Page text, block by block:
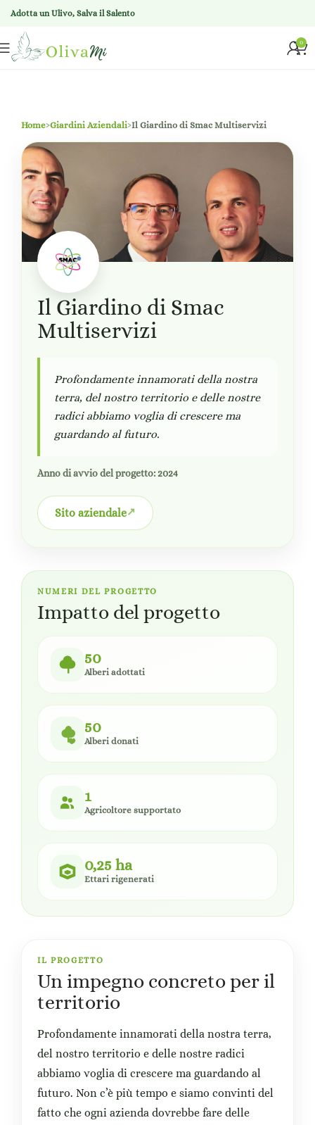
Adotta un Ulivo, Salva il Salento
0
Home›Giardini Aziendali›Il Giardino di Smac Multiservizi
Il Giardino di Smac
Multiservizi
Profondamente innamorati della nostra
terra, del nostro territorio e delle nostre
radici abbiamo voglia di crescere ma
guardando al futuro.
Anno di avvio del progetto: 2024
Sito aziendale
NUMERI DEL PROGETTO
Impatto del progetto
50
Alberi adottati
50
Alberi donati
1
Agricoltore supportato
0,25 ha
Ettari rigenerati
IL PROGETTO
Un impegno concreto per il
territorio
Profondamente innamorati della nostra terra,
del nostro territorio e delle nostre radici
abbiamo voglia di crescere ma guardando al
futuro. Non c’è più tempo e siamo convinti del
fatto che ogni azienda dovrebbe fare delle